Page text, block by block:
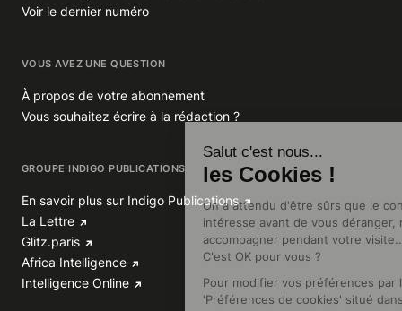
Voir le dernier numéro
VOUS AVEZ UNE QUESTION
À propos de votre abonnement
Vous souhaitez écrire à la rédaction ?
GROUPE INDIGO PUBLICATIONS
En savoir plus sur Indigo Publications
La Lettre
Glitz.paris
Africa Intelligence
Intelligence Online